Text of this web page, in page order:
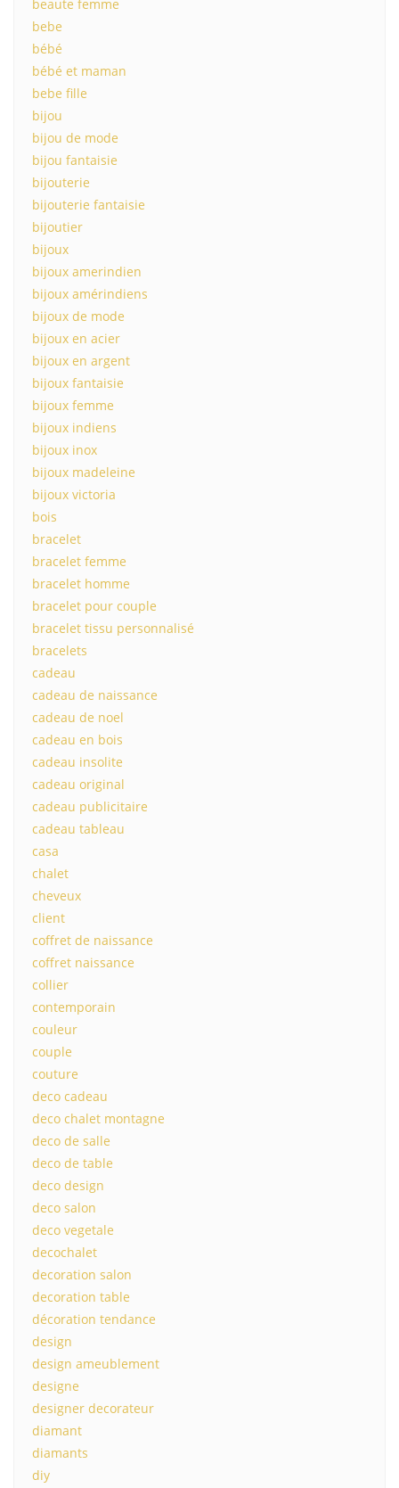
beaute femme
bebe
bébé
bébé et maman
bebe fille
bijou
bijou de mode
bijou fantaisie
bijouterie
bijouterie fantaisie
bijoutier
bijoux
bijoux amerindien
bijoux amérindiens
bijoux de mode
bijoux en acier
bijoux en argent
bijoux fantaisie
bijoux femme
bijoux indiens
bijoux inox
bijoux madeleine
bijoux victoria
bois
bracelet
bracelet femme
bracelet homme
bracelet pour couple
bracelet tissu personnalisé
bracelets
cadeau
cadeau de naissance
cadeau de noel
cadeau en bois
cadeau insolite
cadeau original
cadeau publicitaire
cadeau tableau
casa
chalet
cheveux
client
coffret de naissance
coffret naissance
collier
contemporain
couleur
couple
couture
deco cadeau
deco chalet montagne
deco de salle
deco de table
deco design
deco salon
deco vegetale
decochalet
decoration salon
decoration table
décoration tendance
design
design ameublement
designe
designer decorateur
diamant
diamants
diy